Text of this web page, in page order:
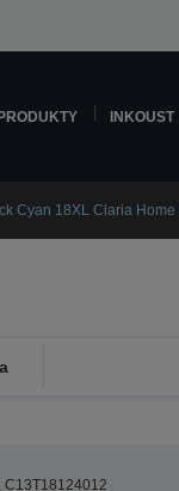
INKOUST
Cyan 18XL Claria Home
C13T18124012